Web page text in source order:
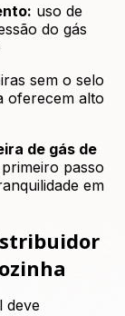
uso de
do gás
sem o selo
oferecem alto
de gás de
passo
em
deve